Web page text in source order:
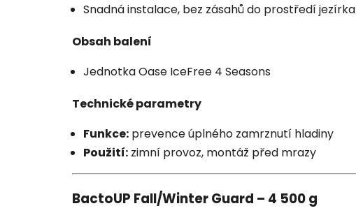
Snadná instalace, bez zásahů do prostředí jezírka
Obsah balení
Jednotka Oase IceFree 4 Seasons
Technické parametry
Funkce: prevence úplného zamrznutí hladiny
Použití: zimní provoz, montáž před mrazy
BactoUP Fall/Winter Guard – 4 500 g